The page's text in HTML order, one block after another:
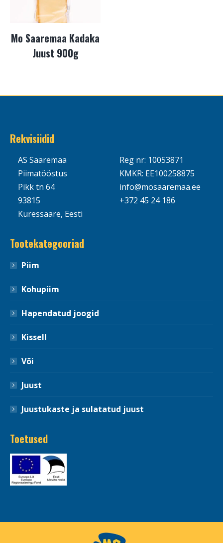
Mo Saaremaa Kadaka
Juust 900g
Rekvisiidid
AS Saaremaa
Piimatööstus
Pikk tn 64
93815
Kuressaare, Eesti
Reg nr: 10053871
KMKR: EE100258875
info@mosaaremaa.ee
+372 45 24 186
Tootekategooriad
Piim
Kohupiim
Hapendatud joogid
Kissell
Või
Juust
Juustukaste ja sulatatud juust
Toetused